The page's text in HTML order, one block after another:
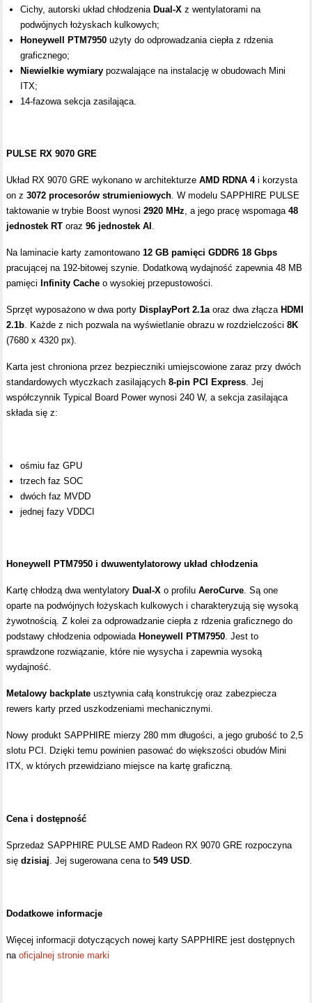
Cichy, autorski układ chłodzenia Dual-X z wentylatorami na
podwójnych łożyskach kulkowych;
Honeywell PTM7950 użyty do odprowadzania ciepła z rdzenia
graficznego;
Niewielkie wymiary pozwalające na instalację w obudowach Mini
ITX;
14-fazowa sekcja zasilająca.
PULSE RX 9070 GRE
Układ RX 9070 GRE wykonano w architekturzeAMD RDNA 4i korzysta
on z3072 procesorów strumieniowych . W modelu SAPPHIRE PULSE
taktowanie w trybie Boost wynosi2920 MHz , a jego pracę wspomaga 48
jednostek RT oraz96 jednostek AI
Na laminacie karty zamontowano12 GB pamięci GDDR6 18 Gbps
pracującej na 192-bitowej szynie. Dodatkową wydajność zapewnia 48 MB
pamięci Infinity Cache o wysokiej przepustowości.
Sprzęt wyposażono w dwa porty DisplayPort 2.1a oraz dwa złącza HDMI
2.1b . Każde z nich pozwala na wyświetlanie obrazu w rozdzielczości8K
(7680 x 4320 px).
Karta jest chroniona przez bezpieczniki umiejscowione zaraz przy dwóch
standardowych wtyczkach zasilających8-pin PCI Express . Jej
współczynnik Typical Board Power wynosi 240 W, a sekcja zasilająca
składa się z:
ośmiu faz GPU
trzech faz SOC
dwóch faz MVDD
jednej fazy VDDCI
Honeywell PTM7950 i dwuwentylatorowy układ chłodzenia
Kartę chłodzą dwa wentylatory Dual-X o profiluAeroCurve . Są one
oparte na podwójnych łożyskach kulkowych i charakteryzują się wysoką
żywotnością. Z kolei za odprowadzanie ciepła z rdzenia graficznego do
podstawy chłodzenia odpowiada Honeywell PTM7950 . Jest to
sprawdzone rozwiązanie, które nie wysycha i zapewnia wysoką
wydajność.
Metalowy backplate usztywnia całą konstrukcję oraz zabezpiecza
rewers karty przed uszkodzeniami mechanicznymi.
Nowy produkt SAPPHIRE mierzy 280 mm długości, a jego grubość to 2,5
slotu PCI. Dzięki temu powinien pasować do większości obudów Mini
ITX, w których przewidziano miejsce na kartę graficzną.
Cena i dostępność
Sprzedaż SAPPHIRE PULSE AMD Radeon RX 9070 GRE rozpoczyna
siędzisiaj . Jej sugerowana cena to549 USD
Dodatkowe informacje
Więcej informacji dotyczących nowej karty SAPPHIRE jest dostępnych
naoficjalnej stronie marki